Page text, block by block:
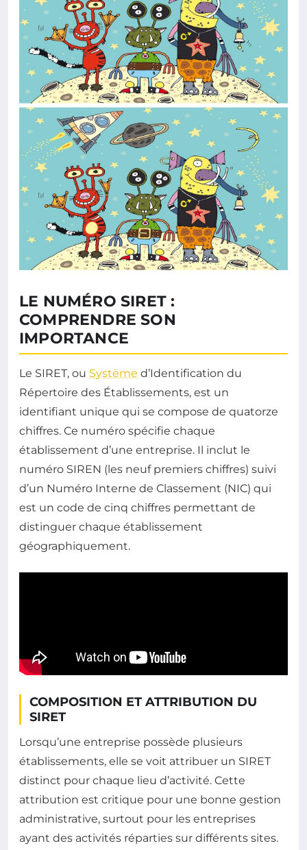
LE NUMÉRO SIRET :
COMPRENDRE SON
IMPORTANCE
Le SIRET, ou Système d’Identification du
Répertoire des Établissements, est un
identifiant unique qui se compose de quatorze
chiffres. Ce numéro spécifie chaque
établissement d’une entreprise. Il inclut le
numéro SIREN (les neuf premiers chiffres) suivi
d’un Numéro Interne de Classement (NIC) qui
est un code de cinq chiffres permettant de
distinguer chaque établissement
géographiquement.
COMPOSITION ET ATTRIBUTION DU
SIRET
Lorsqu’une entreprise possède plusieurs
établissements, elle se voit attribuer un SIRET
distinct pour chaque lieu d’activité. Cette
attribution est critique pour une bonne gestion
administrative, surtout pour les entreprises
ayant des activités réparties sur différents sites.